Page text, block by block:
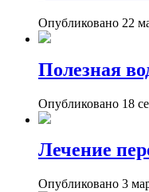
Опубликовано 22
Полезная
Опубликовано 18
Лечение
Опубликовано 3